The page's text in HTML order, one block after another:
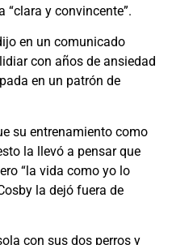
“clara y convincente”.
en un comunicado
con años de ansiedad
en un patrón de
su entrenamiento como
la llevó a pensar que
“la vida como yo lo
la dejó fuera de
con sus dos perros y